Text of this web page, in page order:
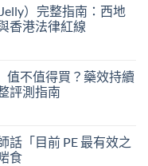
）完整指南：西地
香港法律紅線
值不值得買？藥效持續
評測指南
話「目前 PE 最有效之
食